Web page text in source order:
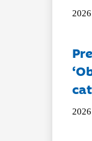
2026
2026